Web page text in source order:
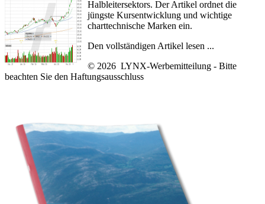
Halbleitersektors. Der Artikel ordnet die
jüngste Kursentwicklung und wichtige
charttechnische Marken ein.
Den vollständigen Artikel lesen ...
© 2026 LYNX-Werbemitteilung - Bitte
beachten Sie den Haftungsausschluss